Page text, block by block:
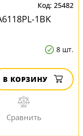
25482
1BK
8 шт.
В КОРЗИНУ